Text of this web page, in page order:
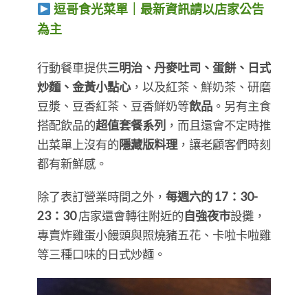
逗哥食光菜單｜最新資訊請以店家公告
為主
​​​​​​​行動餐車提供三明治、丹麥吐司、蛋餅、日式
炒麵、金黃小點心，以及紅茶、鮮奶茶、研磨
豆漿、豆香紅茶、豆香鮮奶等飲品 。另有主食
搭配飲品的超值套餐系列 ，而且還會不定時推
出菜單上沒有的隱藏版料理 ，讓老顧客們時刻
都有新鮮感。
除了表訂營業時間之外， 每週六的 17：30-
23：30店家還會轉往附近的自強夜市設攤，
專賣炸雞蛋小饅頭與照燒豬五花、卡啦卡啦雞
等三種口味的日式炒麵。